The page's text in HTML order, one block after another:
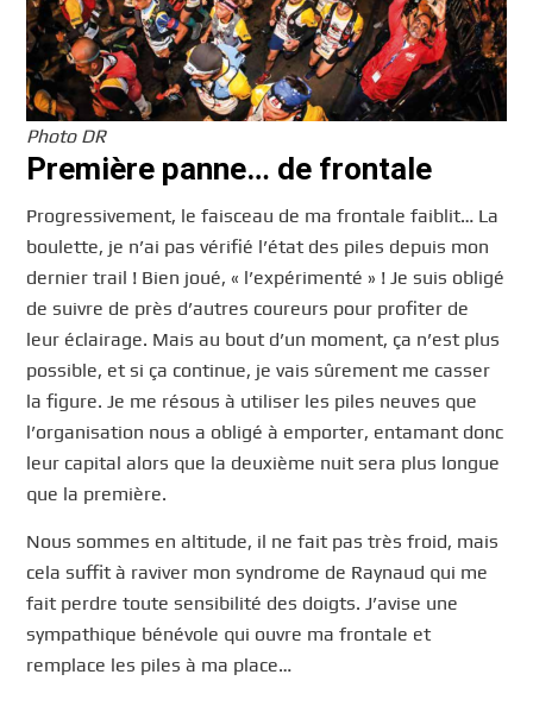
Photo DR
Première panne… de frontale
Progressivement, le faisceau de ma frontale faiblit… La
boulette, je n’ai pas vérifié l’état des piles depuis mon
dernier trail ! Bien joué, « l’expérimenté » ! Je suis obligé
de suivre de près d’autres coureurs pour profiter de
leur éclairage. Mais au bout d’un moment, ça n’est plus
possible, et si ça continue, je vais sûrement me casser
la figure. Je me résous à utiliser les piles neuves que
l’organisation nous a obligé à emporter, entamant donc
leur capital alors que la deuxième nuit sera plus longue
que la première.
Nous sommes en altitude, il ne fait pas très froid, mais
cela suffit à raviver mon syndrome de Raynaud qui me
fait perdre toute sensibilité des doigts. J’avise une
sympathique bénévole qui ouvre ma frontale et
remplace les piles à ma place…